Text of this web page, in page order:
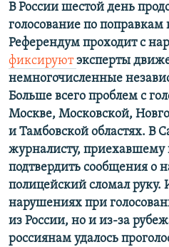
В России шестой день
голосование по поправкам
Референдум проходит с
фиксируют эксперты
немногочисленные
Больше всего проблем с
Москве, Московской,
и Тамбовской областях. В
журналисту, приехавшему
подтвердить сообщения о
полицейский сломал
нарушениях при
из России, но и из-за
россиянам удалось